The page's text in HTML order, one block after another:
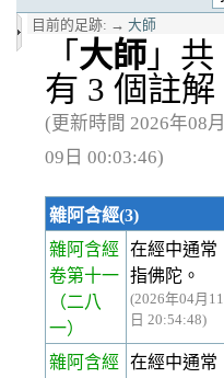
目前的足跡: → 大師
「 大師 」共
有 3 個註解
(更新時間 2026年08月
09日 00:03:46)
雜阿含經(3)
雜阿含經
卷第十一
（二八
一）
在經中通常
指佛陀。
(2026年04月11
日 20:54:48)
雜阿含經
在經中通常